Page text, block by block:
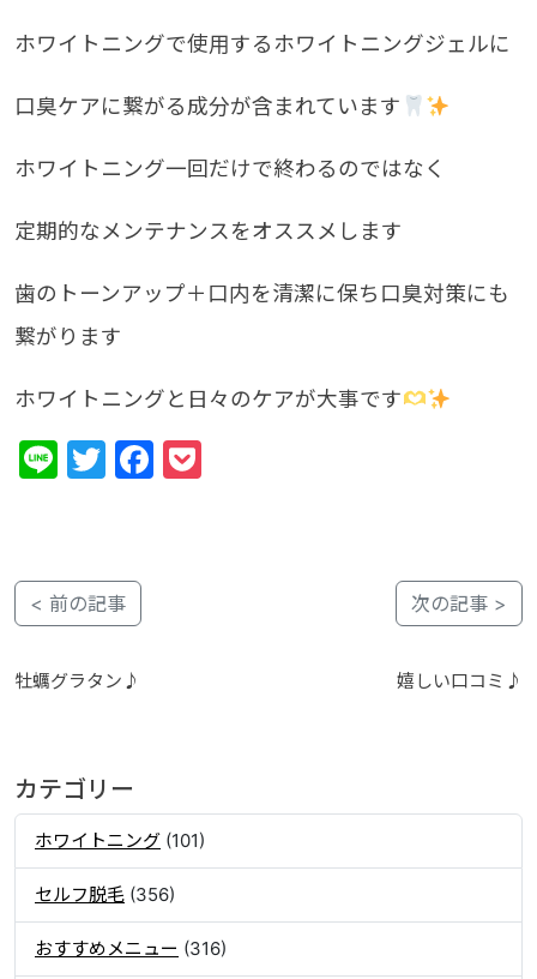
ホワイトニングで使用するホワイトニングジェルに
口臭ケアに繋がる成分が含まれています
ホワイトニング一回だけで終わるのではなく
定期的なメンテナンスをオススメします
歯のトーンアップ＋口内を清潔に保ち口臭対策にも
繋がります
ホワイトニングと日々のケアが大事です
LineTwitterFacebook
< 前の記事
牡蠣グラタン♪
次の記事 >
嬉しい口コミ♪
カテゴリー
ホワイトニング (101)
セルフ脱毛 (356)
おすすめメニュー (316)